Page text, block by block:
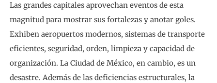
Las grandes capitales aprovechan eventos de esta
magnitud para mostrar sus fortalezas y anotar goles.
Exhiben aeropuertos modernos, sistemas de transporte
eficientes, seguridad, orden, limpieza y capacidad de
organización. La Ciudad de México, en cambio, es un
desastre. Además de las deficiencias estructurales, la